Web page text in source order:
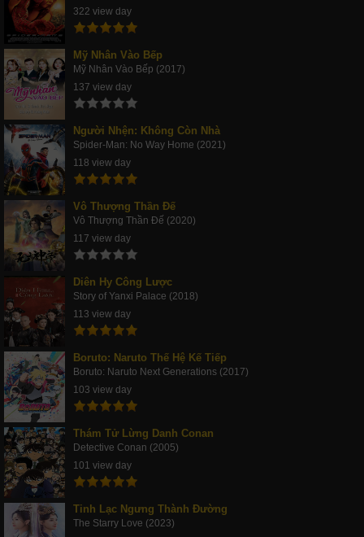
322 view day
Mỹ Nhân Vào Bếp
Mỹ Nhân Vào Bếp (2017)
137 view day
Người Nhện: Không Còn Nhà
Spider-Man: No Way Home (2021)
118 view day
Vô Thượng Thần Đế
Vô Thượng Thần Đế (2020)
117 view day
Diên Hy Công Lược
Story of Yanxi Palace (2018)
113 view day
Boruto: Naruto Thế Hệ Kế Tiếp
Boruto: Naruto Next Generations (2017)
103 view day
Thám Tử Lừng Danh Conan
Detective Conan (2005)
101 view day
Tinh Lạc Ngưng Thành Đường
The Starry Love (2023)